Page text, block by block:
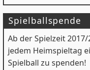
Spielballspende
Ab der Spielzeit
jedem Heimspieltag
Spielball zu spenden!